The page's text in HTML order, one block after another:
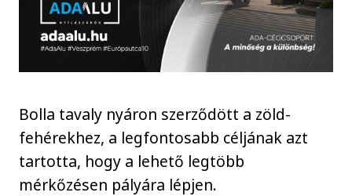
Bolla tavaly nyáron szerződött a zöld-
fehérekhez, a legfontosabb céljának azt
tartotta, hogy a lehető legtöbb
mérkőzésen pályára lépjen.